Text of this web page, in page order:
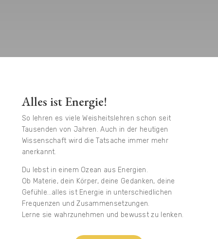
Alles ist Energie!
So lehren es viele Weisheitslehren schon seit
Tausenden von Jahren. Auch in der heutigen
Wissenschaft wird die Tatsache immer mehr
anerkannt.
Du lebst in einem Ozean aus Energien.
Ob Materie, dein Körper, deine Gedanken, deine
Gefühle…alles ist Energie in unterschiedlichen
Frequenzen und Zusammensetzungen.
Lerne sie wahrzunehmen und bewusst zu lenken.